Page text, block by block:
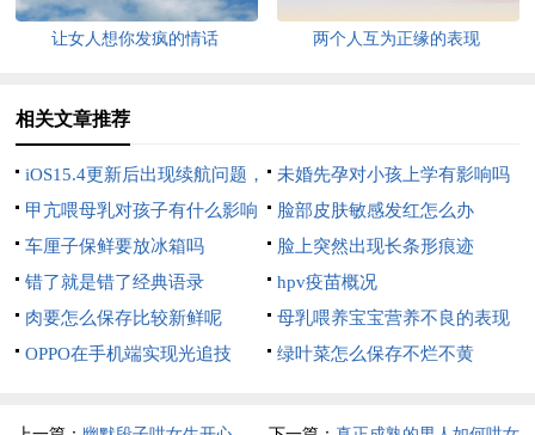
让女人想你发疯的情话 两个人互为正缘的表现
相关文章推荐
iOS15.4更新后出现续航问题，
苹果回应
未婚先孕对小孩上学有影响吗
甲亢喂母乳对孩子有什么影响
脸部皮肤敏感发红怎么办
车厘子保鲜要放冰箱吗
脸上突然出现长条形痕迹
错了就是错了经典语录
hpv疫苗概况
肉要怎么保存比较新鲜呢
母乳喂养宝宝营养不良的表现
OPPO在手机端实现光追技
绿叶菜怎么保存不烂不黄